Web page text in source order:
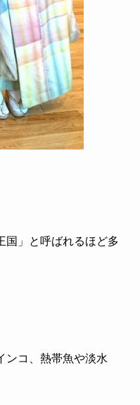
国」と呼ばれるほど多
ンコ、熱帯魚や淡水